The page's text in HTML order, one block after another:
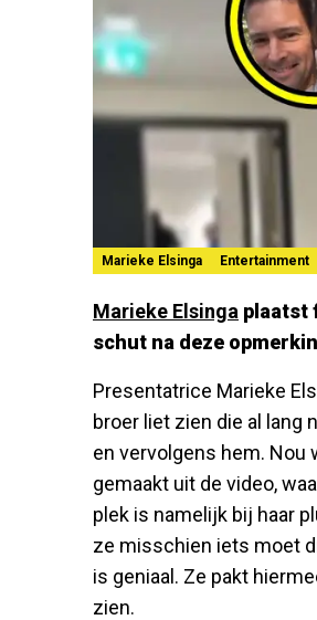
Marieke Elsinga Entertainment
Marieke Elsinga plaatst
schut na deze
Presentatrice Marieke
broer liet zien die al lang
en vervolgens hem.
gemaakt uit de video,
plek is namelijk bij haar
ze misschien iets moet
is geniaal. Ze pakt
zien.